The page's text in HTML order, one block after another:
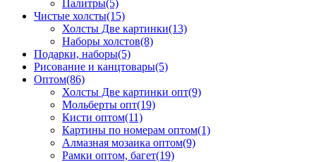
Палитры(5)
Чистые холсты(15)
Холсты Две картинки(13)
Наборы холстов(8)
Подарки, наборы(5)
Рисование и канцтовары(5)
Оптом(86)
Холсты Две картинки опт(9)
Мольберты опт(19)
Кисти оптом(11)
Картины по номерам оптом(1)
Алмазная мозаика оптом(9)
Рамки оптом, багет(19)